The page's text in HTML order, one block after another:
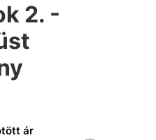
2. -
ár